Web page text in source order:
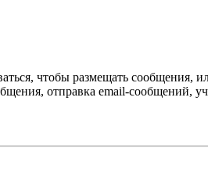
чтобы размещать сообщения,
отправка email-сообщений,